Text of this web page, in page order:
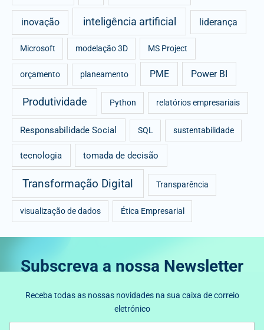
inovação inteligência artificial liderança
Microsoft modelação 3D MS Project
orçamento planeamento PME Power BI
Produtividade Python relatórios empresariais
Responsabilidade Social SQL sustentabilidade
tecnologia tomada de decisão
Transformação Digital Transparência
visualização de dados Ética Empresarial
Subscreva a nossa Newsletter
Receba todas as nossas novidades na sua caixa de correio
eletrónico